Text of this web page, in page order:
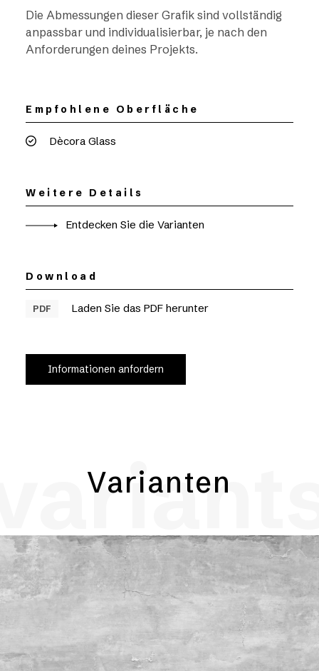
Die Abmessungen dieser Grafik sind vollständig
anpassbar und individualisierbar, je nach den
Anforderungen deines Projekts.
Empfohlene Oberfläche
Dècora Glass
Weitere Details
Entdecken Sie die Varianten
Download
PDF Laden Sie das PDF herunter
Informationen anfordern
Varianten